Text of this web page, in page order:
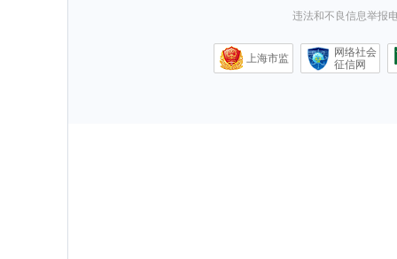
违法和不良信息举报
上海市监
网络社会
征信网